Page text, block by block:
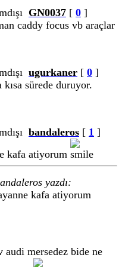
GN0037 [ 0 ]
caddy focus vb araçlar
ugurkaner [ 0 ]
sürede duruyor.
bandaleros [ 1 ]
kafa atiyorum
yazdı:
kafa atiyorum
mersedez bide ne